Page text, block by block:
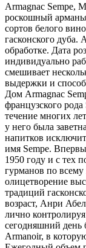
Armagnac Sempe,
роскошный
сортов белого
гасконского дуба.
обработке. Дата
индивидуально
смешивает
выдержки и
Дом Armagnac
французского
течение многих
у него была
напитков
имя Sempe.
1950 году и с тех
гурманов по
олицетворение
традиций
возраст, Анри
лично
сегодняшний день
Armanoir, в